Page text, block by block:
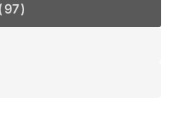
97